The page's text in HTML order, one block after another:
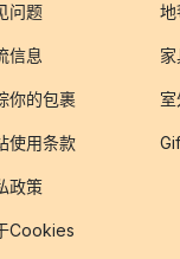
问题
信息
你的包裹
使用条款
政策
Cookies
地
家